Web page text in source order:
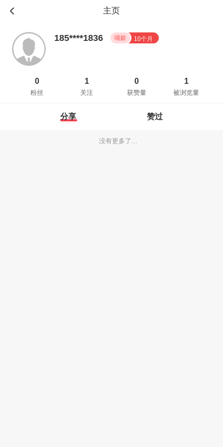
主页
185****1836 喵龄 10个月
0
粉丝
1
关注
0
获赞量
1
被浏览量
分享 赞过
没有更多了...